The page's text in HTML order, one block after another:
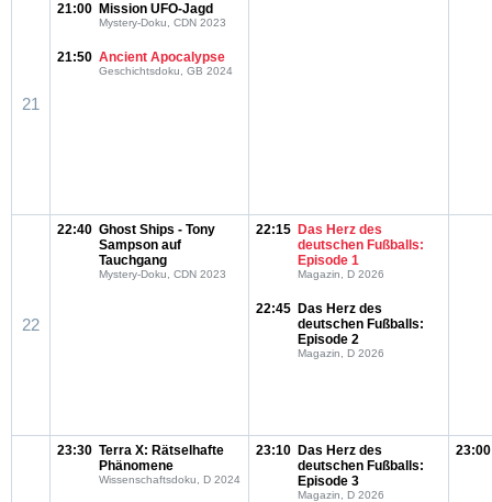
21
21:00 Mission UFO-Jagd
Mystery-Doku, CDN 2023
21:50 Ancient Apocalypse
Geschichtsdoku, GB 2024
22
22:40 Ghost Ships - Tony
Sampson auf
Tauchgang
Mystery-Doku, CDN 2023
22:15 Das Herz des
deutschen Fußballs:
Episode 1
Magazin, D 2026
22:45 Das Herz des
deutschen Fußballs:
Episode 2
Magazin, D 2026
23:30 Terra X: Rätselhafte
Phänomene
Wissenschaftsdoku, D 2024
23:10 Das Herz des
deutschen Fußballs:
Episode 3
Magazin, D 2026
23:00